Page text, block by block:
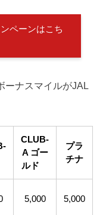
ペーンはこち
ーナスマイルがJAL
CLUB-
A ゴー
ルド
プラ
チナ
5,000 5,000